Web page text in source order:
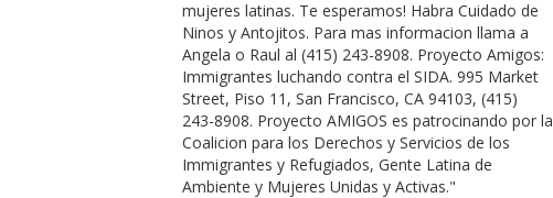
mujeres latinas. Te esperamos! Habra Cuidado de
Ninos y Antojitos. Para mas informacion llama a
Angela o Raul al (415) 243-8908. Proyecto Amigos:
Immigrantes luchando contra el SIDA. 995 Market
Street, Piso 11, San Francisco, CA 94103, (415)
243-8908. Proyecto AMIGOS es patrocinando por la
Coalicion para los Derechos y Servicios de los
Immigrantes y Refugiados, Gente Latina de
Ambiente y Mujeres Unidas y Activas."